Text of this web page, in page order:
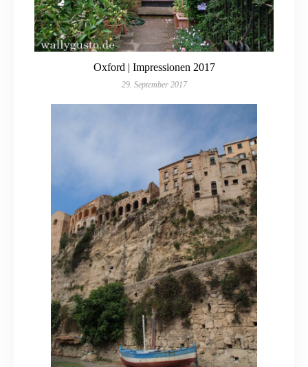
Oxford | Impressionen 2017
29. September 2017